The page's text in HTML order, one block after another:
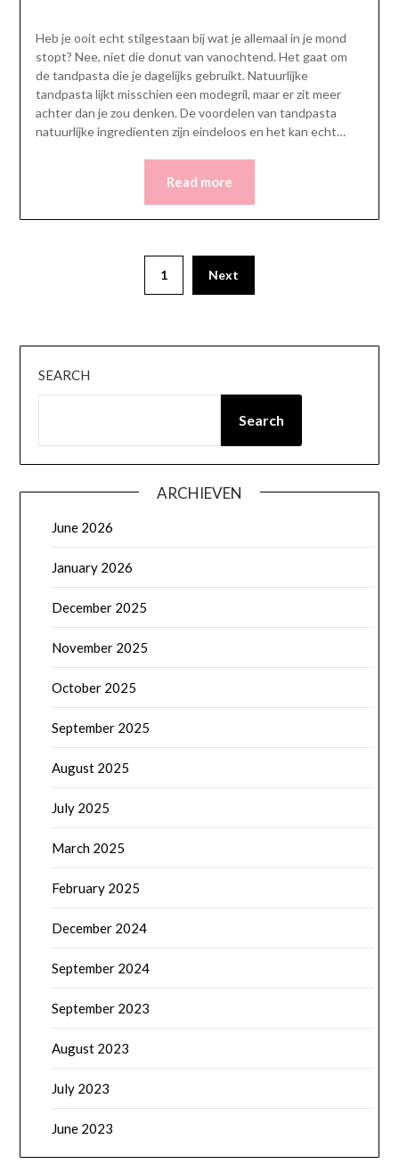
Heb je ooit echt stilgestaan bij wat je allemaal in je mond
stopt? Nee, niet die donut van vanochtend. Het gaat om
de tandpasta die je dagelijks gebruikt. Natuurlijke
tandpasta lijkt misschien een modegril, maar er zit meer
achter dan je zou denken. De voordelen van tandpasta
natuurlijke ingredienten zijn eindeloos en het kan echt…
Read more
1 Next
SEARCH
Search
ARCHIEVEN
June 2026
January 2026
December 2025
November 2025
October 2025
September 2025
August 2025
July 2025
March 2025
February 2025
December 2024
September 2024
September 2023
August 2023
July 2023
June 2023